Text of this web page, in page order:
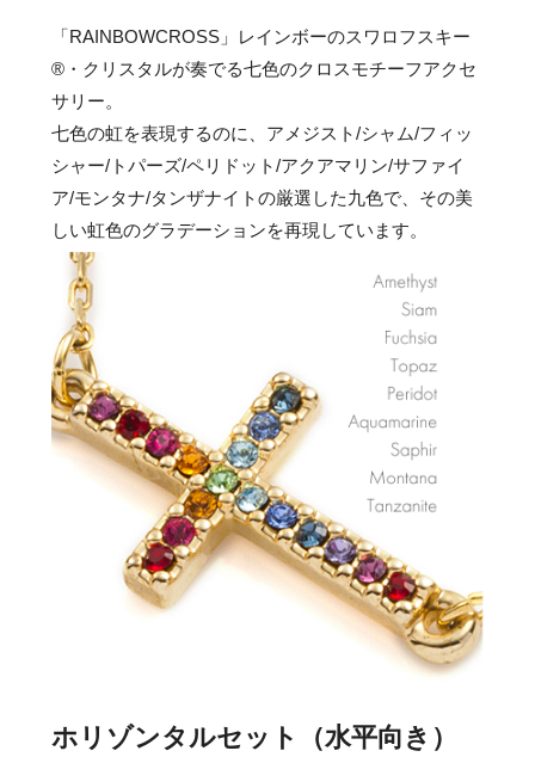
「RAINBOWCROSS」レインボーのスワロフスキー
®・クリスタルが奏でる七色のクロスモチーフアクセ
サリー。
七色の虹を表現するのに、アメジスト/シャム/フィッ
シャー/トパーズ/ペリドット/アクアマリン/サファイ
ア/モンタナ/タンザナイトの厳選した九色で、その美
しい虹色のグラデーションを再現しています。
ホリゾンタルセット（水平向き）